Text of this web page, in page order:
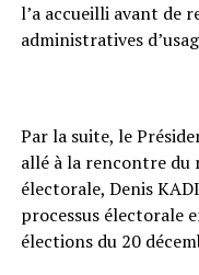
l’a accueilli avant de
administratives
Par la suite, le
allé à la rencontre du
électorale, Denis
processus électorale
élections du 20